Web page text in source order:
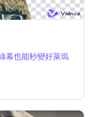
幕也能秒變好萊塢